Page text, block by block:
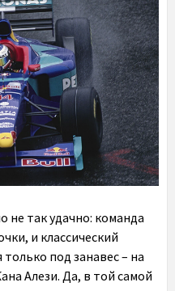
не так удачно: команда
и классический
только под занавес – на
Алези. Да, в той самой